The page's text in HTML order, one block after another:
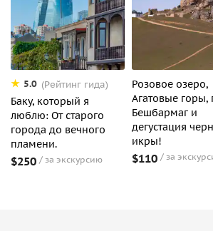
5.0 (Рейтинг гида)
Баку, который я
люблю: От старого
города до вечного
пламени.
$250 за экскурсию
Розовое озеро,
Агатовые горы,
Бешбармаг и
дегустация
икры!
$110 за